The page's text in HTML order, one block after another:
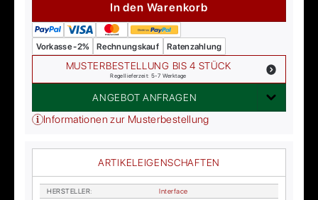
In den Warenkorb
Vorkasse -2% Rechnungskauf Ratenzahlung
MUSTERBESTELLUNG BIS 4 STÜCK
Regellieferzeit: 5-7 Werktage
ANGEBOT ANFRAGEN
Informationen zur Musterbestellung
ARTIKELEIGENSCHAFTEN
HER­STEL­LER:
In­ter­face